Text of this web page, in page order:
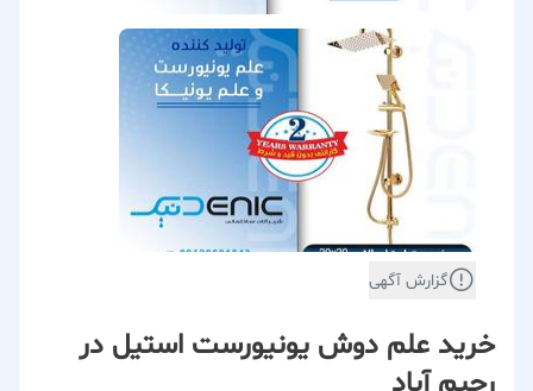
گزارش آگهی
خرید علم دوش یونیورست استیل در